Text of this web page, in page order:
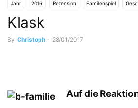
Jahr 2016 Rezension Familienspiel
Klask
By Christoph - 28/01/2017
Auf die